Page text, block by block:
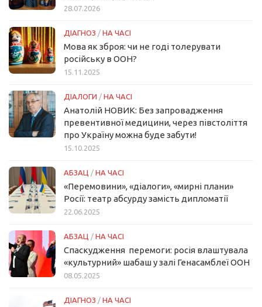
28.07.2026
ДІАГНОЗ / НА ЧАСІ
Мова як зброя: чи не годі толерувати
російську в ООН?
15.11.2025
ДІАЛОГИ / НА ЧАСІ
Анатолій НОВИК: Без запровадження
превентивної медицини, через півстоліття
про Україну можна буде забути!
15.10.2025
АБЗАЦ / НА ЧАСІ
«Перемовини», «діалоги», «мирні плани»
Росії: театр абсурду замість дипломатії
22.06.2025
АБЗАЦ / НА ЧАСІ
Спаскудження перемоги: росія влаштувала
«культурний» шабаш у залі Генасамблеї ООН
08.05.2025
ДІАГНОЗ / НА ЧАСІ